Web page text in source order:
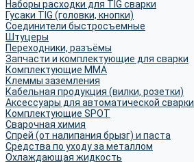
Наборы расходки для TIG сварки
Гусаки TIG (головки, кнопки)
Соединители быстросъемные
Штуцеры
Переходники, разъёмы
Запчасти и комплектующие для сварки
Комплектующие ММА
Клеммы заземления
Кабельная продукция (вилки, розетки)
Аксессуары для автоматической сварки
Комплектующие SPOT
Сварочная химия
Спрей (от налипания брызг) и паста
Средства по уходу за металлом
Охлаждающая жидкость